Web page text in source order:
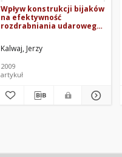
Wpływ konstrukcji bijaków
na efektywność
rozdrabniania udarowego
Kalwaj, Jerzy
2009
artykuł